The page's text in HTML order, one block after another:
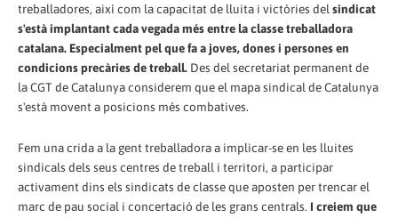
treballadores, així com la capacitat de lluita i victòries del sindicat
s'està implantant cada vegada més entre la classe treballadora
catalana. Especialment pel que fa a joves, dones i persones en
condicions precàries de treball. Des del secretariat permanent de
la CGT de Catalunya considerem que el mapa sindical de Catalunya
s'està movent a posicions més combatives.
Fem una crida a la gent treballadora a implicar-se en les lluites
sindicals dels seus centres de treball i territori, a participar
activament dins els sindicats de classe que aposten per trencar el
marc de pau social i concertació de les grans centrals. I creiem que